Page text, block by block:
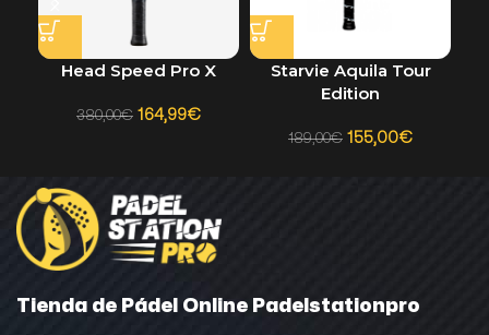
Head Speed Pro X
380,00€ 164,99€
Starvie Aquila Tour
Edition
189,00€ 155,00€
Tienda de Pádel Online Padelstationpro